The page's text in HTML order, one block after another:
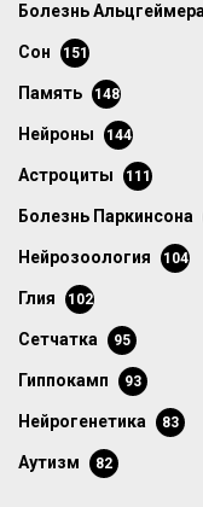
болезнь Альцгеймера
сон 151
память 148
нейроны 144
астроциты 111
болезнь Паркинсона
нейрозоология 104
глия 102
сетчатка 95
гиппокамп 93
нейрогенетика 83
аутизм 82